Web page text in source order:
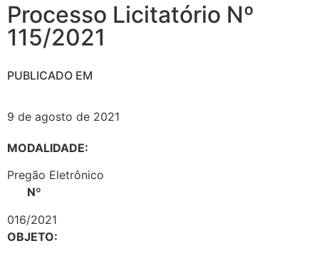
Processo Licitatório Nº
115/2021
PUBLICADO EM
9 de agosto de 2021
MODALIDADE:
Pregão Eletrônico
Nº
016/2021
OBJETO: